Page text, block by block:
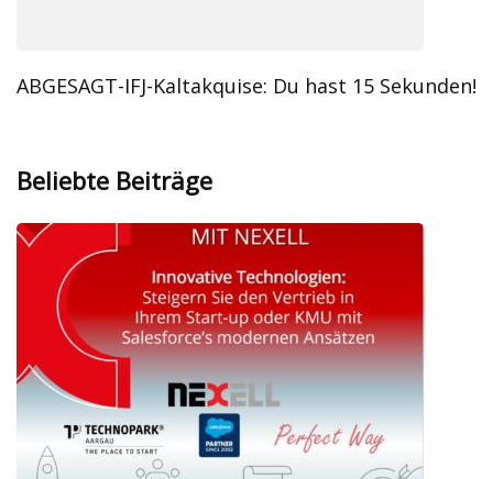
ABGESAGT-IFJ-Kaltakquise: Du hast 15 Sekunden!
Beliebte Beiträge